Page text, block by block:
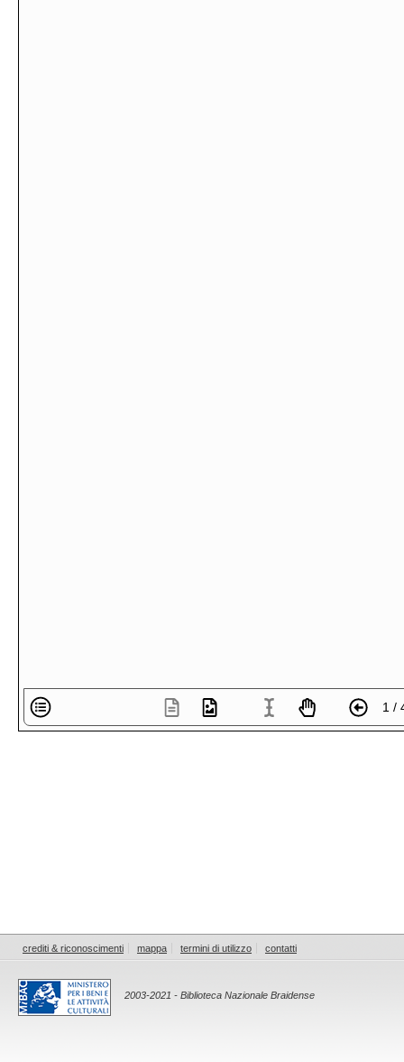
1 /
crediti & riconoscimenti mappa termini di utilizzo contatti
2003-2021 - Biblioteca Nazionale Braidense